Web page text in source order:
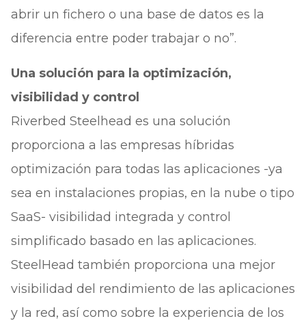
abrir un fichero o una base de datos es la
diferencia entre poder trabajar o no”.
Una solución para la optimización,
visibilidad y control
Riverbed Steelhead es una solución
proporciona a las empresas híbridas
optimización para todas las aplicaciones -ya
sea en instalaciones propias, en la nube o tipo
SaaS- visibilidad integrada y control
simplificado basado en las aplicaciones.
SteelHead también proporciona una mejor
visibilidad del rendimiento de las aplicaciones
y la red, así como sobre la experiencia de los